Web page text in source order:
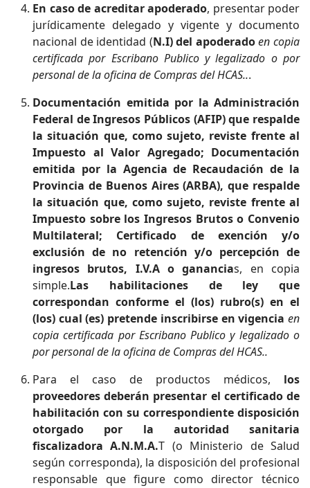
En caso de acreditar apoderado, presentar poder
jurídicamente delegado y vigente y documento
nacional de identidad (N.I) del apoderadoen copia
certificada por Escribano Publico y legalizado o por
personal de la oficina de Compras del HCAS...
Documentación emitida por la Administración
Federal de Ingresos Públicos (AFIP) que respalde
la situación que, como sujeto, reviste frente al
Impuesto al Valor Agregado; Documentación
emitida por la Agencia de Recaudación de la
Provincia de Buenos Aires (ARBA), que respalde
la situación que, como sujeto, reviste frente al
Impuesto sobre los Ingresos Brutos o Convenio
Multilateral; Certificado de exención y/o
exclusión de no retención y/o percepción de
ingresos brutos, I.V.A o ganancias, en copia
simple.Las habilitaciones de ley que
correspondan conforme el (los) rubro(s) en el
(los) cual (es) pretende inscribirse en vigencia en
copia certificada por Escribano Publico y legalizado o
por personal de la oficina de Compras del HCAS..
Para el caso de productos médicos, los
proveedores deberán presentar el certificado de
habilitación con su correspondiente disposición
otorgado por la autoridad sanitaria
fiscalizadora A.N.M.A.T (o Ministerio de Salud
según corresponda), la disposición del profesional
responsable que figure como director técnico